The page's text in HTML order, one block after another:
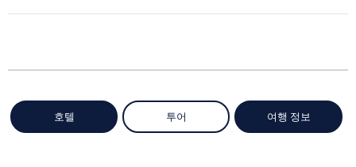
호텔 투어 여행 정보